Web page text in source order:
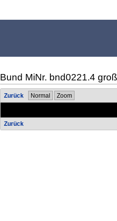
Bund MiNr. bnd0221.4 groß
Zurück Normal Zoom
Zurück